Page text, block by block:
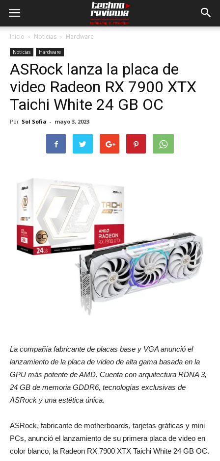
Inicio Noticias Hardware
Noticias Hardware
ASRock lanza la placa de
video Radeon RX 7900 XTX
Taichi White 24 GB OC
Por Sol Sofia - mayo 3, 2023
La compañía fabricante de placas base y VGA anunció el
lanzamiento de la placa de video de alta gama basada en la
GPU más potente de AMD. Cuenta con arquitectura RDNA 3,
24 GB de memoria GDDR6, tecnologías exclusivas de
ASRock y una estética única.
ASRock, fabricante de motherboards, tarjetas gráficas y mini
PCs, anunció el lanzamiento de su primera placa de video en
color blanco, la Radeon RX 7900 XTX Taichi White 24 GB OC.